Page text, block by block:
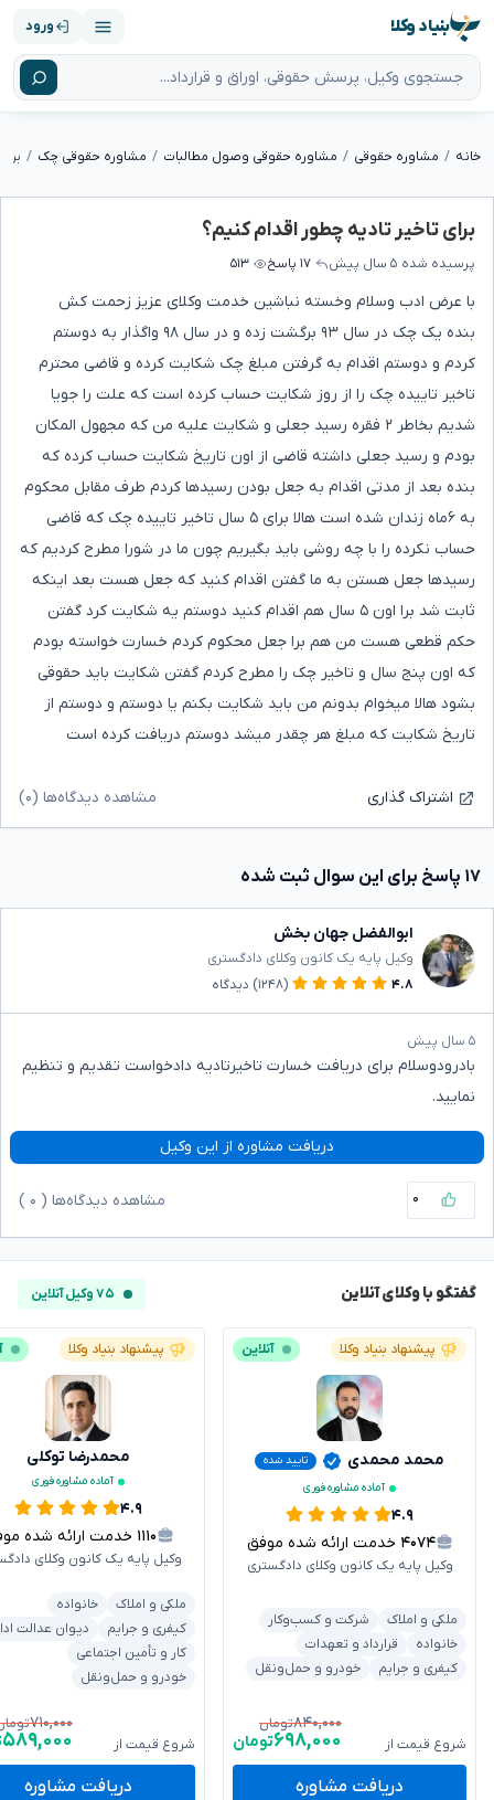
بنیاد وکلا ورود
خانه مشاوره حقوقی مشاوره حقوقی وصول مطالبات مشاوره حقوقی چک
برای تاخیر تادیه چطور اقدام کنیم؟
پرسیده شده ۵ سال پیش ۱۷ پاسخ ۵۱۳
با عرض ادب وسلام وخسته نباشین خدمت وکلای عزیز زحمت کش
بنده یک چک در سال ۹۳ برگشت زده و در سال ۹۸ واگذار به دوستم
کردم و دوستم اقدام به گرفتن مبلغ چک شکایت کرده و قاضی محترم
تاخیر تاییده چک را از روز شکایت حساب کرده است که علت را جویا
شدیم بخاطر ۲ فقره رسید جعلی و شکایت علیه من که مجهول المکان
بودم و رسید جعلی داشته قاضی از اون تاریخ شکایت حساب کرده که
بنده بعد از مدتی اقدام به جعل بودن رسیدها کردم طرف مقابل محکوم
به ۶ماه زندان شده است هالا برای ۵ سال تاخیر تاییده چک که قاضی
حساب نکرده را با چه روشی باید بگیریم چون ما در شورا مطرح کردیم که
رسیدها جعل هستن به ما گفتن اقدام کنید که جعل هست بعد اینکه
ثابت شد برا اون ۵ سال هم اقدام کنید دوستم یه شکایت کرد گفتن
حکم قطعی هست من هم برا جعل محکوم کردم خسارت خواسته بودم
که اون پنج سال و تاخیر چک را مطرح کردم گفتن شکایت باید حقوقی
بشود هالا میخوام بدونم من باید شکایت بکنم یا دوستم و دوستم از
تاریخ شکایت که مبلغ هر چقدر میشد دوستم دریافت کرده است
اشتراک گذاری مشاهده دیدگاه‌ها (۰)
۱۷ پاسخ برای این سوال ثبت شده
ابوالفضل جهان بخش
وکیل پایه یک کانون وکلای دادگستری
۴.۸
(۱۲۴۸) دیدگاه
۵ سال پیش
بادرودوسلام برای دریافت خسارت تاخیرتادیه دادخواست تقدیم و تنظیم
نمایید.
دریافت مشاوره از این وکیل
۰ مشاهده دیدگاه‌ها ( ۰
گفتگو با وکلای آنلاین ۷۵ وکیل آنلاین
پیشنهاد بنیاد وکلا آنلاین
محمد محمدی
تایید شده
آماده مشاوره فوری
۴.۹
۴۰۷۴ خدمت ارائه شده موفق
وکیل پایه یک کانون وکلای دادگستری
ملکی و املاک
شرکت و کسب‌وکار
خانواده
قرارداد و تعهدات
کیفری و جرایم
خودرو و حمل‌ونقل
شروع قیمت از
۸۴۰,۰۰۰تومان
۶۹۸,۰۰۰تومان
دریافت مشاوره
پیشنهاد بنیاد وکلا
محمدرضا توکلی
آماده مشاوره فوری
۴.۹
۱۱۱۰ خدمت ارائه شده موفق
وکیل پایه یک کانون وکلای
ملکی و املاک
خانواده
کیفری و جرایم
دیوان عدالت
کار و تأمین اجتماعی
خودرو و حمل‌ونقل
شروع قیمت از
۷۱۰,۰۰۰
۵۸۹,۰۰۰
دریافت مشاوره